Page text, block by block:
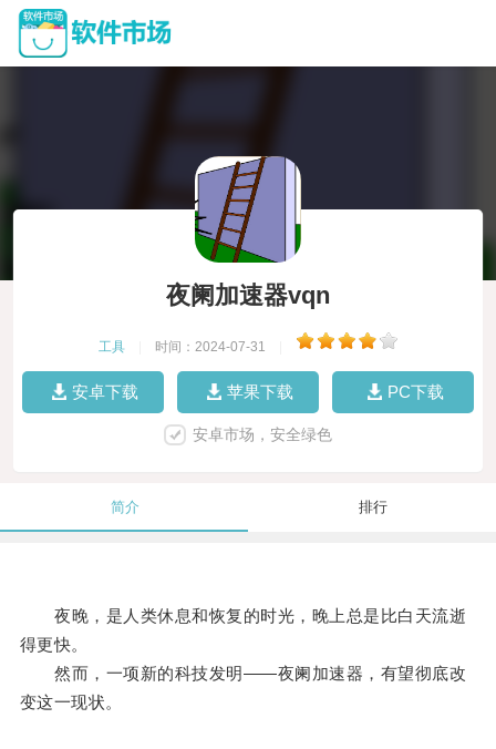
夜阑加速器vqn
工具 时间：2024-07-31
安卓下载 苹果下载 PC下载
安卓市场，安全绿色
简介 排行
夜晚，是人类休息和恢复的时光，晚上总是比白天流逝
得更快。
然而，一项新的科技发明——夜阑加速器，有望彻底改
变这一现状。